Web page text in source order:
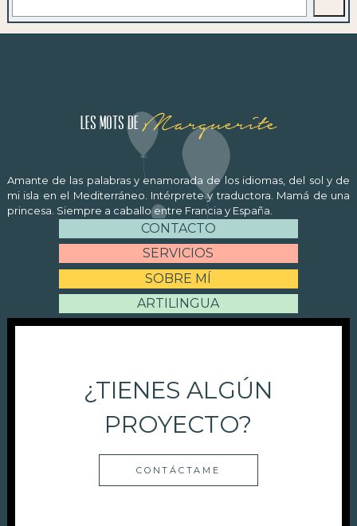
Les mots de Marguerite
Amante de las palabras y enamorada de los idiomas, del sol y de
mi isla en el Mediterráneo. Intérprete y traductora. Mamá de una
princesa. Siempre a caballo entre Francia y España.
CONTACTO
SERVICIOS
SOBRE MÍ
ARTILINGUA
¿TIENES ALGÚN
PROYECTO?
CONTÁCTAME